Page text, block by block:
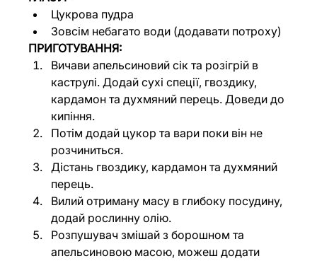
Цукрова пудра
Зовсім небагато води (додавати потроху)
ПРИГОТУВАННЯ:
Вичави апельсиновий сік та розігрій в
каструлі. Додай сухі спеції, гвоздику,
кардамон та духмяний перець. Доведи до
кипіння.
Потім додай цукор та вари поки він не
розчиниться.
Дістань гвоздику, кардамон та духмяний
перець.
Вилий отриману масу в глибоку посудину,
додай рослинну олію.
Розпушувач змішай з борошном та
апельсиновою масою, можеш додати